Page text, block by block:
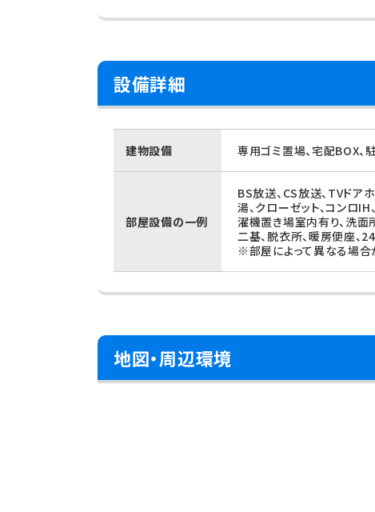
設備詳細
建物設備 専用ゴミ置場、宅配BOX、
部屋設備の一例
BS放送、CS放送、TVドア
湯、クローゼット、コンロIH
濯機置き場室内有り、洗面
二基、脱衣所、暖房便座、
※部屋によって異なる場合
地図・周辺環境